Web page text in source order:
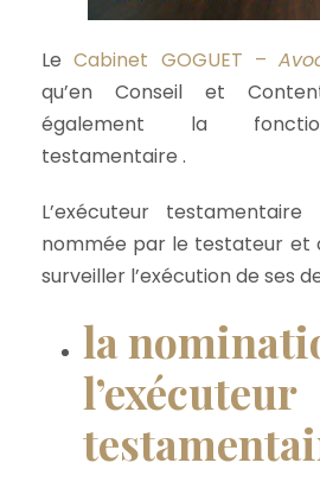
LeCabinet GOGUET –
qu’en Conseil et
également la
testamentaire .
L’exécuteur
nommée par le testateur et
surveiller l’exécution de ses
la
l’exécuteur